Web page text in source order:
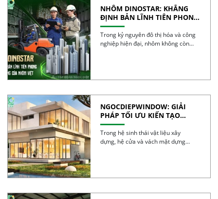
NHÔM DINOSTAR: KHẲNG
ĐỊNH BẢN LĨNH TIÊN PHONG
VÀ CHẤT LƯỢNG CỦA NHÔM
VIỆT
Trong kỷ nguyên đô thị hóa và công
nghiệp hiện đại, nhôm không còn
NGOCDIEPWINDOW: GIẢI
PHÁP TỐI ƯU KIẾN TẠO
CÔNG TRÌNH XANH
Trong hệ sinh thái vật liệu xây
dựng, hệ cửa và vách mặt dựng